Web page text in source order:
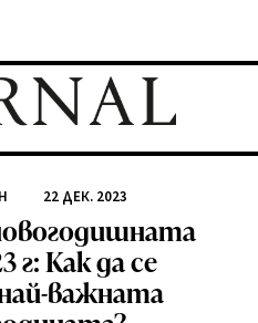
22 ДЕК. 2023
г: Как да се
важната